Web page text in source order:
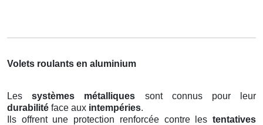
Volets roulants en aluminium
Lessystèmes métalliques sont connus pour leur
durabilité face aux intempéries.
Ils offrent une protection renforcée contre les tentatives